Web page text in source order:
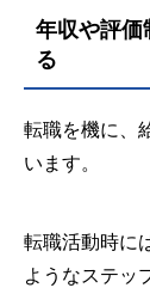
年収や評価
る
転職を機に、
います。
転職活動時に
ようなステッ